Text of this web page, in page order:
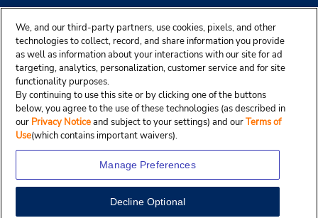
Partenaires de Budget
We, and our third-party partners, use cookies, pixels, and other
technologies to collect, record, and share information you provide
as well as information about your interactions with our site for ad
targeting, analytics, personalization, customer service and for site
functionality purposes.
By continuing to use this site or by clicking one of the buttons
below, you agree to the use of these technologies (as described in
our Privacy Noticeand subject to your settings) and ourTerms of
Use(which contains important waivers).
Manage Preferences
Decline Optional